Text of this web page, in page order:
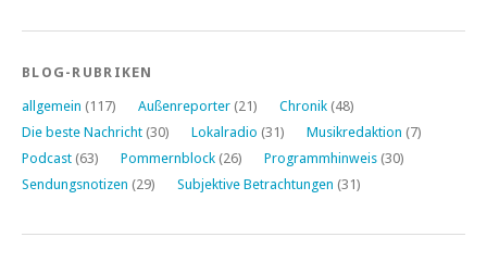
BLOG-RUBRIKEN
allgemein (117) Außenreporter (21) Chronik (48)
Die beste Nachricht (30) Lokalradio (31) Musikredaktion (7)
Podcast (63) Pommernblock (26) Programmhinweis (30)
Sendungsnotizen (29) Subjektive Betrachtungen (31)